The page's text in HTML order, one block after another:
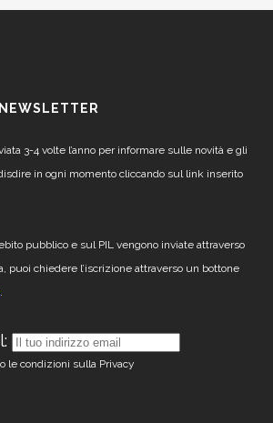
3-4 volte l’anno per informare sulle novità e gli
in ogni momento cliccando sul link inserito
pubblico e sul PIL vengono inviate attraverso
puoi chiedere l’iscrizione attraverso un bottone
.
le condizioni sulla Privacy